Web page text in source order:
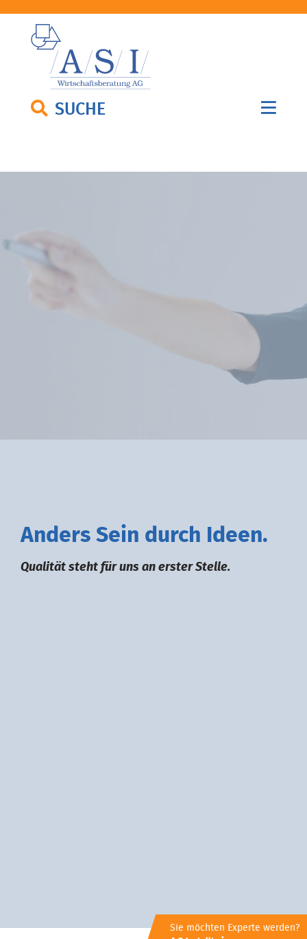
SUCHE
Anders Sein durch deen.
Qualität steht für uns an erster Stelle.
Sie möchten Experte werden?